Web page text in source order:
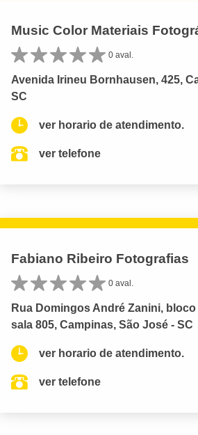
Music Color Materiais
0 aval.
Avenida Irineu Bornhausen, 425,
SC
ver horario de atendimento.
ver telefone
Fabiano Ribeiro Fotografias
0 aval.
Rua Domingos André Zanini,
sala 805, Campinas, São José - SC
ver horario de atendimento.
ver telefone